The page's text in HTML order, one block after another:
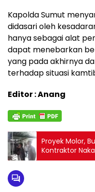
Kapolda Sumut
didasari oleh
hanya sebagai alat
dapat menebarkan
yang pada akhirnya
terhadap situasi
Editor : Anang
Proyek Molor,
Kontraktor